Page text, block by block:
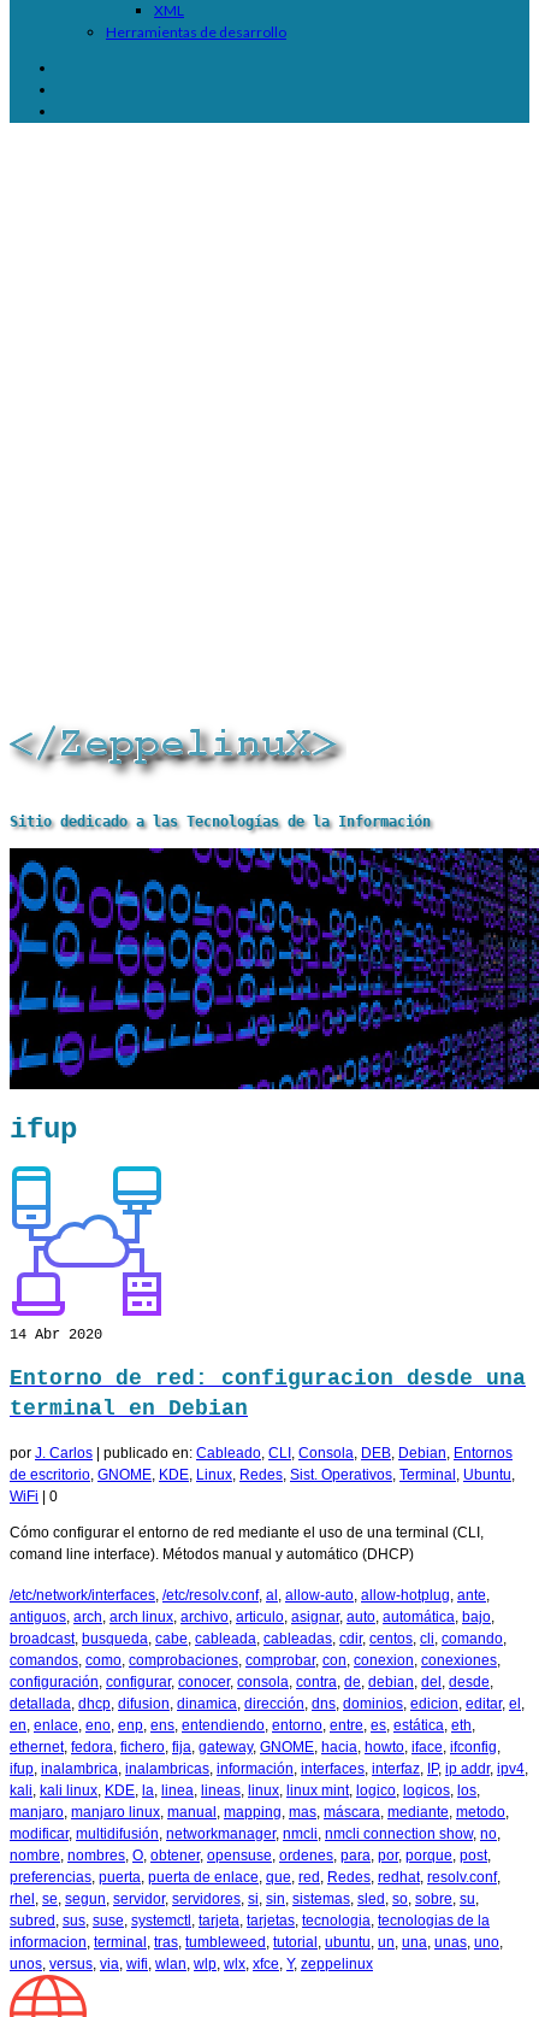
XML
Herramientas de desarrollo
Sitio dedicado a las Tecnologías de la Información
ifup
14 Abr 2020
Entorno de red: configuracion desde una
terminal en Debian
por J. Carlos publicado en: Cableado, CLI , Consola, DEB, Debian, Entornos
de escritorio, GNOME, KDE, Linux, Redes, Sist. Operativos, Terminal , Ubuntu,
WiFi
0
Cómo configurar el entorno de red mediante el uso de una terminal (CLI,
comand line interface). Métodos manual y automático (DHCP)
/etc/network/interfaces, /etc/resolv.conf, al , allow-auto, allow-hotplug, ante,
antiguos, arch, arch linux, archivo, articulo, asignar, auto, automática, bajo,
broadcast, busqueda, cabe, cableada, cableadas, cdir, centos, cli, comando,
comandos, como, comprobaciones, comprobar, con, conexion, conexiones,
configuración, configurar, conocer, consola, contra, de, debian, del , desde,
detallada, dhcp, difusion, dinamica, dirección, dns, dominios, edicion, editar, el ,
en, enlace, eno, enp, ens, entendiendo, entorno, entre, es, estática, eth,
ethernet, fedora, fichero, fija, gateway, GNOME, hacia, howto, iface, ifconfig,
ifup, inalambrica, inalambricas, información, interfaces, interfaz, IP, ip addr, ipv4,
kali, kali linux, KDE, la, linea, lineas, linux, linux mint, logico, logicos, los,
manjaro, manjaro linux, manual , mapping, mas, máscara, mediante, metodo,
modificar, multidifusión, networkmanager, nmcli, nmcli connection show, no,
nombre, nombres, O, obtener, opensuse, ordenes, para, por, porque, post,
preferencias, puerta, puerta de enlace, que, red , Redes, redhat, resolv.conf,
rhel , se, segun, servidor, servidores, si, sin, sistemas, sled , so, sobre, su,
subred , sus, suse, systemctl , tarjeta, tarjetas, tecnologia, tecnologias de la
informacion, terminal , tras, tumbleweed , tutorial , ubuntu, un, una, unas, uno,
unos, versus, via, wifi, wlan, wlp, wlx, xfce, Y, zeppelinux